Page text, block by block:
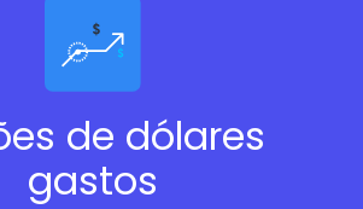
de dólares
gastos